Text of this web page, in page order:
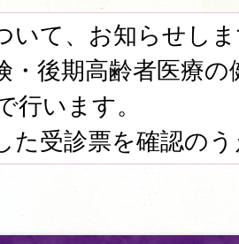
いて、お知らせし
・後期高齢者医療
行います。
た受診票を確認の